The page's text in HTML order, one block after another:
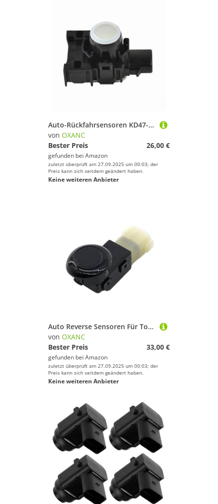
Auto-Rückfahrsensoren KD47-67-UC1 PDC-Parksensor für Auto-Rückfahrassistent für Toyota für Highlander für 4Runner (Silber)
von OXANC
Bester Preis
26,00 €
gefunden bei Amazon
zuletzt überprüft am 27.09.2025 um 00:03; der
Preis kann sich seitdem geändert haben.
Keine weiteren Anbieter
Auto Reverse Sensoren Für Toyota PZ061-42788 Auto PDC Parkplatz Sensor Abstand Control Sensor Umkehr Radar PZ061-42788
von OXANC
Bester Preis
33,00 €
gefunden bei Amazon
zuletzt überprüft am 27.09.2025 um 00:03; der
Preis kann sich seitdem geändert haben.
Keine weiteren Anbieter